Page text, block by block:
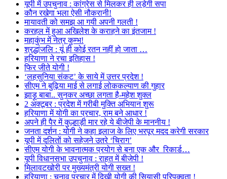
यूपी में उपचुनाव : कांग्रेस से मिलकर ही लड़ेगी सपा
कौन रखेगा भला ऐसी नौकरानी!
मायावती को समझ आ गयी अपनी गलती !
करहल में हुआ अखिलेश के कराहने का इंतजाम !
महाकुंभ में नेत्र कुम्भ!
श्रद्धांजलि : यूं ही कोई रतन नहीं हो जाता …
हरियाणा ने रचा इतिहास !
फिर जीते योगी !
‘लहसुनिया संकट’ के साये में उत्तर प्रदेश !
सीएम ने बुढ़िया माई से लगाई लोककल्याण की गुहार
झाड़ू बाबा.. सुनकर अच्छा लगता है-महेश शुक्ल
2 अक्टूबर : प्रदेश में गरीबी मुक्ति अभियान शुरू
हरियाणा में योगी का प्रचार, राम बने आधार !
अपने ही पैर में कुल्हाड़ी मार रहे ये बीजेपी के माननीय !
जनता दर्शन : योगी ने कहा इलाज के लिए भरपूर मदद करेगी सरकार
यूपी में दलितों को सहेजने उतरे ‘चिराग’
सीएम योगी के भावनात्मक प्रयोग से बना एक और रिकार्ड…
यूपी विधानसभा उपचुनाव : राहत में बीजेपी !
मिलावटखोरी पर मुख्यमंत्री योगी सख्त !
हरियाणा : चुनाव प्रचार में दिखी योगी की सियासी परिपक्वता !